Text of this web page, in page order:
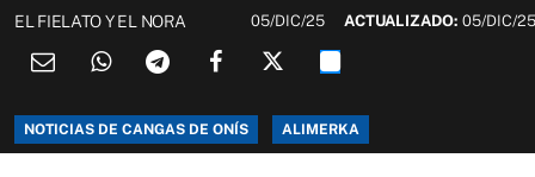
EL FIELATO Y EL NORA 05/DIC/25 ACTUALIZADO:05/DIC/
NOTICIAS DE CANGAS DE ONÍS ALIMERKA